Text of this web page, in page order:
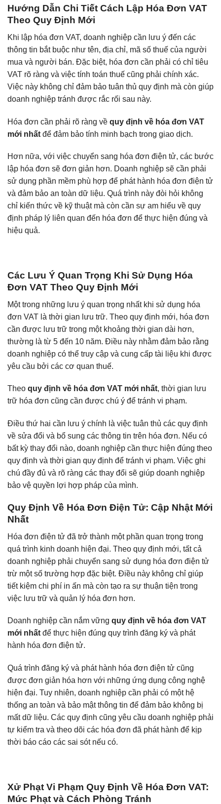
Hướng Dẫn Chi Tiết Cách Lập Hóa Đơn VAT
Theo Quy Định Mới
Khi lập hóa đơn VAT, doanh nghiệp cần lưu ý đến các
thông tin bắt buộc như tên, địa chỉ, mã số thuế của người
mua và người bán. Đặc biệt, hóa đơn cần phải có chỉ tiêu
VAT rõ ràng và việc tính toán thuế cũng phải chính xác.
Việc này không chỉ đảm bảo tuân thủ quy định mà còn giúp
doanh nghiệp tránh được rắc rối sau này.
Hóa đơn cần phải rõ ràng về quy định về hóa đơn VAT
mới nhất để đảm bảo tính minh bạch trong giao dịch.
Hơn nữa, với việc chuyển sang hóa đơn điện tử, các bước
lập hóa đơn sẽ đơn giản hơn. Doanh nghiệp sẽ cần phải
sử dụng phần mềm phù hợp để phát hành hóa đơn điện tử
và đảm bảo an toàn dữ liệu. Quá trình này đòi hỏi không
chỉ kiến thức về kỹ thuật mà còn cần sự am hiểu về quy
định pháp lý liên quan đến hóa đơn để thực hiện đúng và
hiệu quả.
Các Lưu Ý Quan Trọng Khi Sử Dụng Hóa
Đơn VAT Theo Quy Định Mới
Một trong những lưu ý quan trọng nhất khi sử dụng hóa
đơn VAT là thời gian lưu trữ. Theo quy định mới, hóa đơn
cần được lưu trữ trong một khoảng thời gian dài hơn,
thường là từ 5 đến 10 năm. Điều này nhằm đảm bảo rằng
doanh nghiệp có thể truy cập và cung cấp tài liệu khi được
yêu cầu bởi các cơ quan thuế.
Theo quy định về hóa đơn VAT mới nhất, thời gian lưu
trữ hóa đơn cũng cần được chú ý để tránh vi phạm.
Điều thứ hai cần lưu ý chính là việc tuân thủ các quy định
về sửa đổi và bổ sung các thông tin trên hóa đơn. Nếu có
bất kỳ thay đổi nào, doanh nghiệp cần thực hiện đúng theo
quy định và thời gian quy định để tránh vi phạm. Việc ghi
chú đầy đủ và rõ ràng các thay đổi sẽ giúp doanh nghiệp
bảo vệ quyền lợi hợp pháp của mình.
Quy Định Về Hóa Đơn Điện Tử: Cập Nhật Mới
Nhất
Hóa đơn điện tử đã trở thành một phần quan trọng trong
quá trình kinh doanh hiện đại. Theo quy định mới, tất cả
doanh nghiệp phải chuyển sang sử dụng hóa đơn điện tử
trừ một số trường hợp đặc biệt. Điều này không chỉ giúp
tiết kiệm chi phí in ấn mà còn tạo ra sự thuận tiện trong
việc lưu trữ và quản lý hóa đơn hơn.
Doanh nghiệp cần nắm vững quy định về hóa đơn VAT
mới nhất để thực hiện đúng quy trình đăng ký và phát
hành hóa đơn điện tử.
Quá trình đăng ký và phát hành hóa đơn điện tử cũng
được đơn giản hóa hơn với những ứng dụng công nghệ
hiện đại. Tuy nhiên, doanh nghiệp cần phải có một hệ
thống an toàn và bảo mật thông tin để đảm bảo không bị
mất dữ liệu. Các quy định cũng yêu cầu doanh nghiệp phải
tự kiểm tra và theo dõi các hóa đơn đã phát hành để kịp
thời báo cáo các sai sót nếu có.
Xử Phạt Vi Phạm Quy Định Về Hóa Đơn VAT:
Mức Phạt và Cách Phòng Tránh